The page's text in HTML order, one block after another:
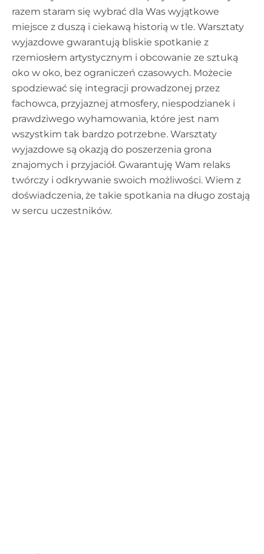
razem staram się wybrać dla Was wyjątkowe
miejsce z duszą i ciekawą historią w tle. Warsztaty
wyjazdowe gwarantują bliskie spotkanie z
rzemiosłem artystycznym i obcowanie ze sztuką
oko w oko, bez ograniczeń czasowych. Możecie
spodziewać się integracji prowadzonej przez
fachowca, przyjaznej atmosfery, niespodzianek i
prawdziwego wyhamowania, które jest nam
wszystkim tak bardzo potrzebne. Warsztaty
wyjazdowe są okazją do poszerzenia grona
znajomych i przyjaciół. Gwarantuję Wam relaks
twórczy i odkrywanie swoich możliwości. Wiem z
doświadczenia, że takie spotkania na długo zostają
w sercu uczestników.